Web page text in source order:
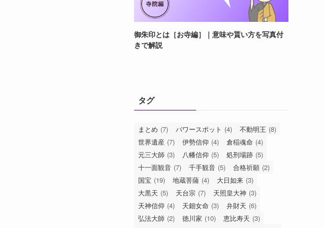
御朱印とは［お寺編］｜意味や貰い方を写真付
きで解説
タグ
まとめ (7) パワースポット (4) 不動明王 (8)
世界遺産 (7) 伊勢信仰 (4) 倉稲魂命 (4)
元三大師 (3) 八幡信仰 (5) 処刑場跡 (5)
十一面観音 (7) 千手観音 (5) 合格祈願 (2)
国宝 (19) 地蔵菩薩 (4) 大日如来 (3)
大黒天 (5) 天台宗 (7) 天照皇大神 (3)
天神信仰 (4) 天鈿女命 (3) 弁財天 (6)
弘法大師 (2) 徳川家 (10) 恵比寿天 (3)